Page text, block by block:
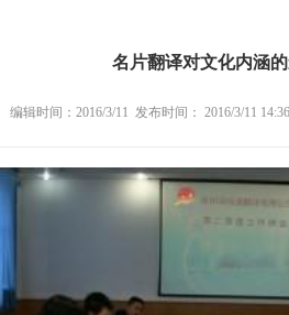
名片翻译对文化内涵
编辑时间：2016/3/11 发布时间： 2016/3/11